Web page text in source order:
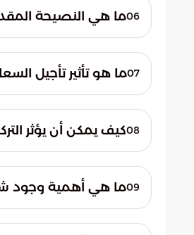
لحل المشاكل.06ما هي النصيحة
الحل الأمثل.07ما هو تأثير تأجيل
السعادة المنشودة.08كيف يمكن أن يؤثر
والتواصل الجيد.09ما هي أهمية وجود